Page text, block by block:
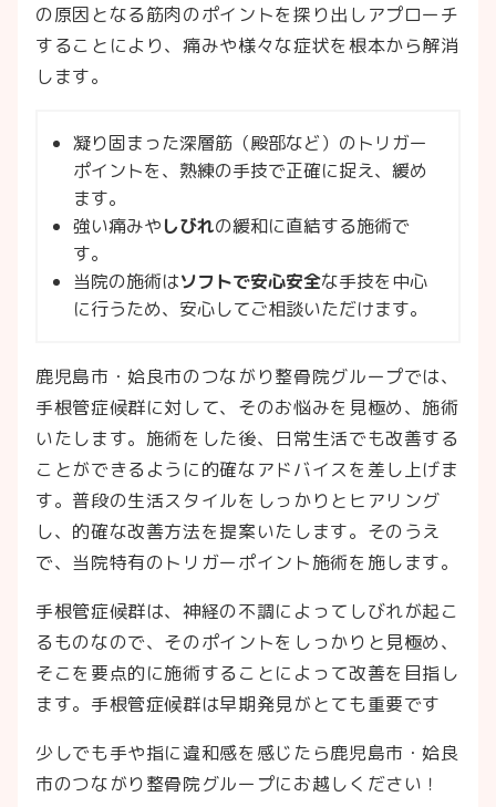
の原因となる筋肉のポイントを探り出しアプローチ
することにより、痛みや様々な症状を根本から解消
します。
凝り固まった深層筋（殿部など）のトリガー
ポイントを、熟練の手技で正確に捉え、緩め
ます。
強い痛みやしびれの緩和に直結する施術で
す。
当院の施術はソフトで安心安全な手技を中心
に行うため、安心してご相談いただけます。
鹿児島市・姶良市のつながり整骨院グループでは、
手根管症候群に対して、そのお悩みを見極め、施術
いたします。施術をした後、日常生活でも改善する
ことができるように的確なアドバイスを差し上げま
す。普段の生活スタイルをしっかりとヒアリング
し、的確な改善方法を提案いたします。そのうえ
で、当院特有のトリガーポイント施術を施します。
手根管症候群は、神経の不調によってしびれが起こ
るものなので、そのポイントをしっかりと見極め、
そこを要点的に施術することによって改善を目指し
ます。手根管症候群は早期発見がとても重要です
少しでも手や指に違和感を感じたら鹿児島市・姶良
市のつながり整骨院グループにお越しください！